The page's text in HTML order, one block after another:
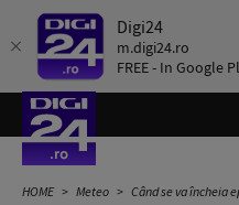
Digi24
m.digi24.ro
FREE - In Google
HOME Meteo Când se va încheia episodul de vreme